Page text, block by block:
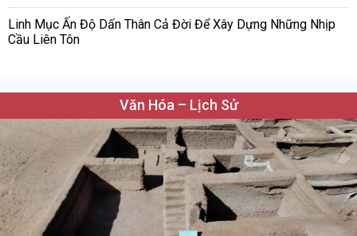
Linh Mục Ấn Độ Dấn Thân Cả Đời Để Xây Dựng Những Nhịp
Cầu Liên Tôn
Văn Hóa – Lịch Sử